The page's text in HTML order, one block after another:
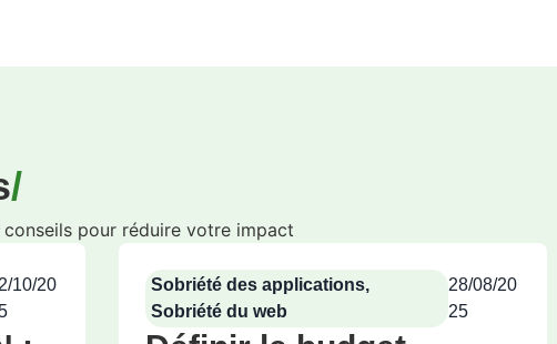
conseils pour réduire votre impact
10/20
Sobriété des applications,
Sobriété du web
28/08/20
25